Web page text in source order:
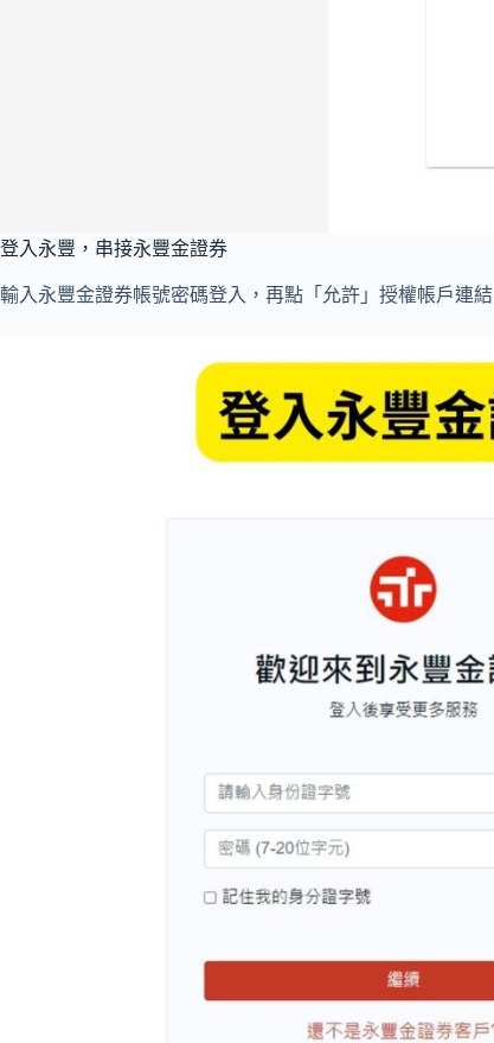
登入永豐，串接永豐金證券
輸入永豐金證券帳號密碼登入，再點「允許」授權帳戶連結